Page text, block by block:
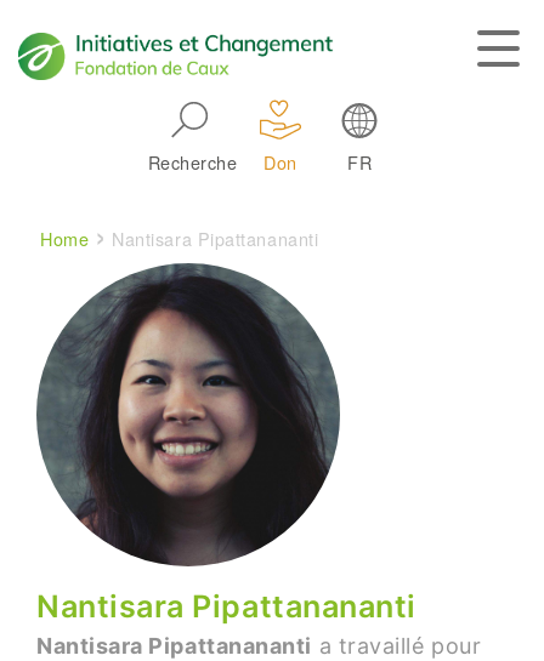
Recherche Don FR
Breadcrumb
Home Nantisara Pipattanananti
Nantisara Pipattanananti
Nantisara Pipattanananti a travaillé pour